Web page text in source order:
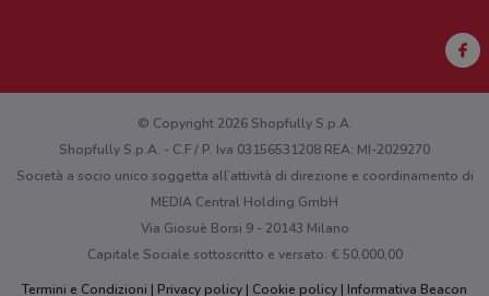
Hai un malfunzionamento sul web o sull'app?
© Copyright 2026 Shopfully S.p.A.
Shopfully S.p.A. - C.F / P. Iva 03156531208 REA: MI-2029270
Società a socio unico soggetta all’attività di direzione e coordinamento di
MEDIA Central Holding GmbH
Via Giosuè Borsi 9 - 20143 Milano
Capitale Sociale sottoscritto e versato: € 50.000,00
Termini e Condizioni
Privacy policy Cookie policy Informativa Beacon